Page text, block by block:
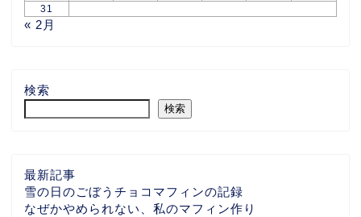
31
« 2月
検索
検索
最新記事
雪の日のごぼうチョコマフィンの記録
なぜかやめられない、私のマフィン作り